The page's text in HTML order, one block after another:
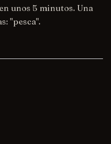
unos 5 minutos. Una
"pesca".